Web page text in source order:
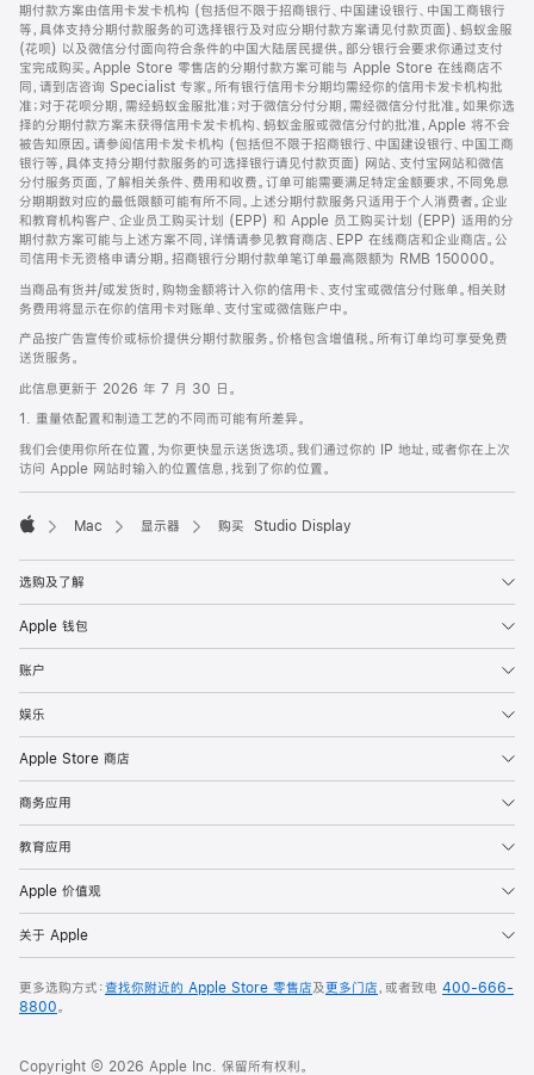
期付款方案由信用卡发卡机构 (包括但不限于招商银行、中国建设银行、中国工商银行
等，具体支持分期付款服务的可选择银行及对应分期付款方案请见付款页面)、蚂蚁金服
(花呗) 以及微信分付面向符合条件的中国大陆居民提供。部分银行会要求你通过支付
宝完成购买。Apple Store 零售店的分期付款方案可能与 Apple Store 在线商店不
同，请到店咨询 Specialist 专家。所有银行信用卡分期均需经你的信用卡发卡机构批
准；对于花呗分期，需经蚂蚁金服批准；对于微信分付分期，需经微信分付批准。如果你选
择的分期付款方案未获得信用卡发卡机构、蚂蚁金服或微信分付的批准，Apple 将不会
被告知原因。请参阅信用卡发卡机构 (包括但不限于招商银行、中国建设银行、中国工商
银行等，具体支持分期付款服务的可选择银行请见付款页面) 网站、支付宝网站和微信
分付服务页面，了解相关条件、费用和收费。订单可能需要满足特定金额要求，不同免息
分期期数对应的最低限额可能有所不同。上述分期付款服务只适用于个人消费者。企业
和教育机构客户、企业员工购买计划 (EPP) 和 Apple 员工购买计划 (EPP) 适用的分
期付款方案可能与上述方案不同，详情请参见教育商店、EPP 在线商店和企业商店。公
司信用卡无资格申请分期。招商银行分期付款单笔订单最高限额为 RMB 150000。
当商品有货并/或发货时，购物金额将计入你的信用卡、支付宝或微信分付账单。相关财
务费用将显示在你的信用卡对账单、支付宝或微信账户中。
产品按广告宣传价或标价提供分期付款服务。价格包含增值税。所有订单均可享受免费
送货服务。
此信息更新于 2026 年 7 月 30 日。
1. 重量依配置和制造工艺的不同而可能有所差异。
我们会使用你所在位置，为你更快显示送货选项。我们通过你的 IP 地址，或者你在上次
访问 Apple 网站时输入的位置信息，找到了你的位置。
Mac 显示器 购买 Studio Display
选购及了解
Apple 钱包
账户
娱乐
Apple Store 商店
商务应用
教育应用
Apple 价值观
关于 Apple
更多选购方式：查找你附近的 Apple Store 零售店及更多门店，或者致电 400-666-
8800。
Copyright © 2026 Apple Inc. 保留所有权利。